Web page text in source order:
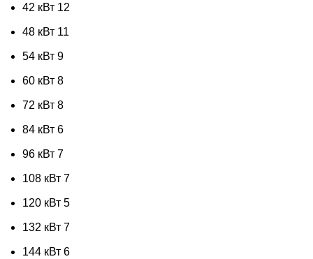
42 кВт 12
48 кВт 11
54 кВт 9
60 кВт 8
72 кВт 8
84 кВт 6
96 кВт 7
108 кВт 7
120 кВт 5
132 кВт 7
144 кВт 6